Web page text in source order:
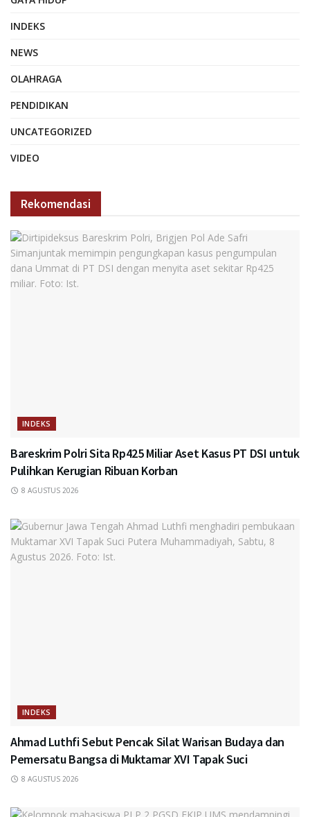
INDEKS
NEWS
OLAHRAGA
PENDIDIKAN
UNCATEGORIZED
VIDEO
Rekomendasi
INDEKS
Bareskrim Polri Sita Rp425 Miliar Aset Kasus PT DSI untuk
Pulihkan Kerugian Ribuan Korban
8 AGUSTUS 2026
INDEKS
Ahmad Luthfi Sebut Pencak Silat Warisan Budaya dan
Pemersatu Bangsa di Muktamar XVI Tapak Suci
8 AGUSTUS 2026